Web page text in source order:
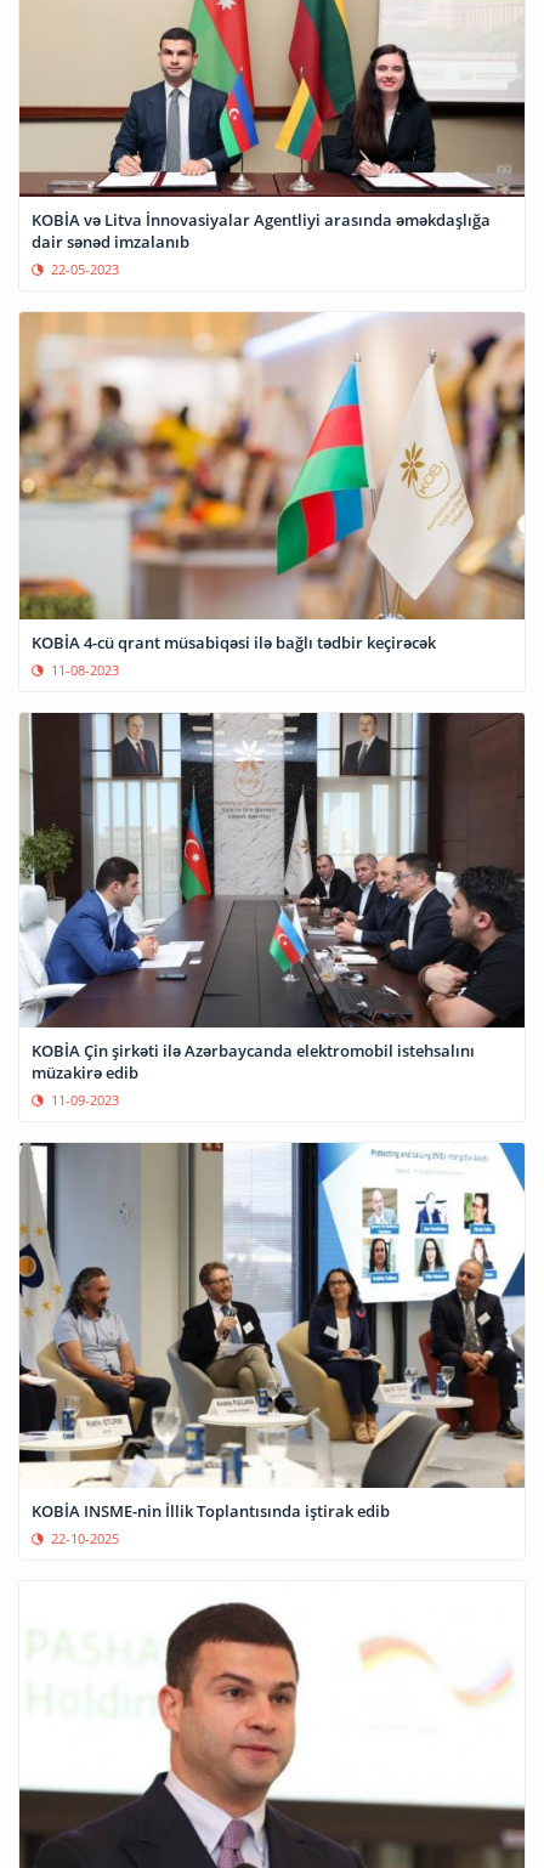
KOBİA və Litva İnnovasiyalar Agentliyi arasında əməkdaşlığa
dair sənəd imzalanıb
22-05-2023
KOBİA 4-cü qrant müsabiqəsi ilə bağlı tədbir keçirəcək
11-08-2023
KOBİA Çin şirkəti ilə Azərbaycanda elektromobil istehsalını
müzakirə edib
11-09-2023
KOBİA INSME-nin İllik Toplantısında iştirak edib
22-10-2025